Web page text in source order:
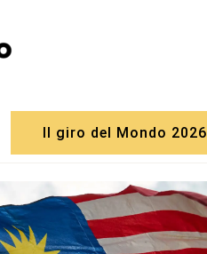
Il giro del Mondo 2026